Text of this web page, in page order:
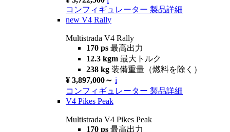
コンフィギュレーター 製品詳細
new V4 Rally
Multistrada V4 Rally
170 ps 最高出力
12.3 kgm 最大トルク
238 kg 装備重量（燃料を除く）
¥ 3,897,000～ i
コンフィギュレーター 製品詳細
V4 Pikes Peak
Multistrada V4 Pikes Peak
170 ps 最高出力